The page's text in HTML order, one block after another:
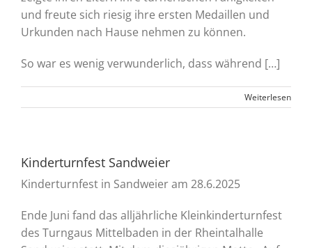
und freute sich riesig ihre ersten Medaillen und
Urkunden nach Hause nehmen zu können.
So war es wenig verwunderlich, dass während […]
Weiterlesen
Kinderturnfest Sandweier
Kinderturnfest in Sandweier am 28.6.2025
Ende Juni fand das alljährliche Kleinkinderturnfest
des Turngaus Mittelbaden in der Rheintalhalle